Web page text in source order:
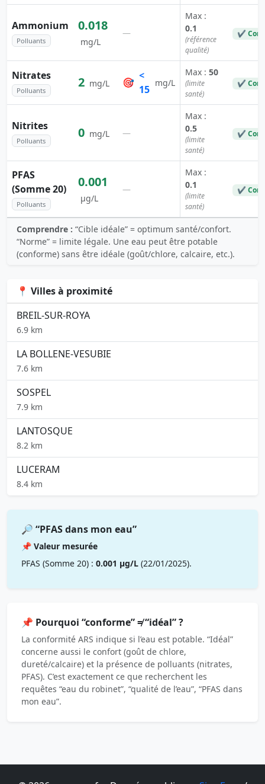
Ammonium
Polluants
0.018
mg/L
—
Max :
0.1
(référence
qualité)
✔
Nitrates
Polluants
2 mg/L 🎯
<
15
mg/L
Max : 50
(limite
santé)
✔
Nitrites
Polluants
0 mg/L —
Max :
0.5
(limite
santé)
✔
PFAS
(Somme 20)
Polluants
0.001
µg/L
—
Max :
0.1
(limite
santé)
✔
Comprendre : “Cible idéale” = optimum santé/confort.
“Norme” = limite légale. Une eau peut être potable
(conforme) sans être idéale (goût/chlore, calcaire, etc.).
📍 Villes à proximité
BREIL-SUR-ROYA
6.9 km
LA BOLLENE-VESUBIE
7.6 km
SOSPEL
7.9 km
LANTOSQUE
8.2 km
LUCERAM
8.4 km
🔎 “PFAS dans mon eau”
📌 Valeur mesurée
PFAS (Somme 20) : 0.001 µg/L (22/01/2025).
📌 Pourquoi “conforme” ≠ “idéal” ?
La conformité ARS indique si l’eau est potable. “Idéal”
concerne aussi le confort (goût de chlore,
dureté/calcaire) et la présence de polluants (nitrates,
PFAS). C’est exactement ce que recherchent les
requêtes “eau du robinet”, “qualité de l’eau”, “PFAS dans
mon eau”.